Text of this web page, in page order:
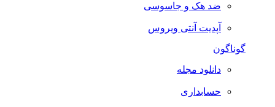
ضد هک و جاسوسی
آپدیت آنتی ویروس
گوناگون
دانلود مجله
حسابداری